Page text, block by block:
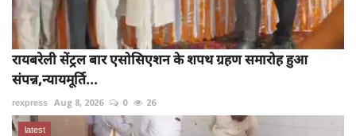
रायबरेली सेंट्रल बार एसोसिएशन के शपथ ग्रहण समारोह हुआ
संपन्न,न्यायमूर्ति...
rexpress Aug 8, 2026 0 26
latest